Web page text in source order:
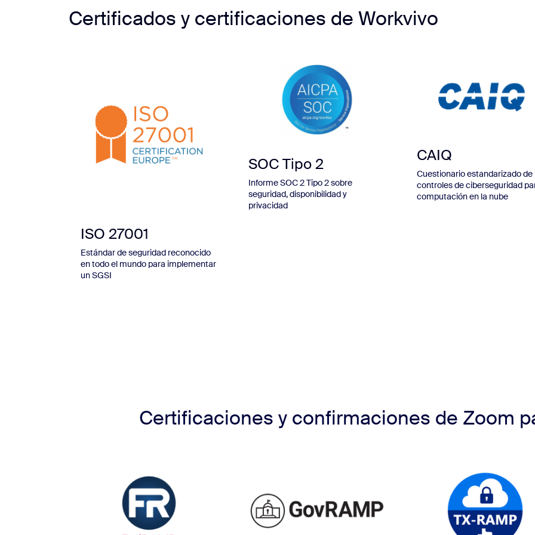
Certificados y certificaciones de Workvivo
ISO 27001
Estándar de seguridad reconocido
en todo el mundo para implementar
un SGSI
SOC Tipo 2
Informe SOC 2 Tipo 2 sobre
seguridad, disponibilidad y
privacidad
CAIQ
Cuestionario estandarizado de
controles de ciberseguridad
computación en la nube
Certificaciones y confirmaciones de Zoom